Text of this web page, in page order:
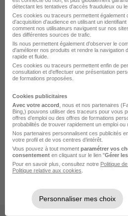
Offre emploi Morlaix
Offre emploi Concarneau
Offre emploi Douarnenez
Offre emploi Crozon
Accueil Offre emploi
Offre emploi
Offre emploi Santé Plougastel-
Offre emploi Opticien Plougastel-
Opticien Diplomé en Alternance
détectant les tentatives d'accès frauduleux ou
Ces cookies ou traceurs permettent également
d'acquisition d'audience en utilisant un
comment nos utilisateurs naviguent sur nos
des différentes sources de trafic.
Ils nous permettent également d’observer le
d'améliorer nos produits et rendre la navigation
rapide et fluide.
Ces cookies ou traceurs permettent enfin de
consultation et d'effectuer une présentation
de formations proposées.
Cookies publicitaires
Avec votre accord , nous et nos partenaires
Bing,) pouvons utiliser des traceurs pour vous
offres d’emploi ou des offres de formations
probabilités de trouver rapidement un emploi ou
Nos partenaires personnalisent ces publicités
votre profil et de vos centres d’intérêt.
Vous pouvez à tout moment paramétrer vos
consentement en cliquant sur le lien "Gérer
Pour en savoir plus, consultez notre Politique
Politique relative aux cookies
Personnaliser mes choix